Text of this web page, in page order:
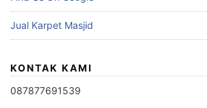
Jual Karpet Masjid
KONTAK KAMI
087877691539